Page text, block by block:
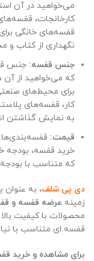
می‌خواهید در آن
کارخانجات،
قفسه‌های خانگی
نگهداری از کتاب
جنس قفسه: جنس
که می‌خواهید از آن
برای محیط‌های
کار، قفسه‌های
به نمایش گذاشتن
قیمت:
خرید قفسه، بودجه
که متناسب با
دی پی شلف، به عنوان
زمینه عرضه قفسه و
محصولات با کیفیت
قفسه ای متناسب با
برای مشاهده و خرید